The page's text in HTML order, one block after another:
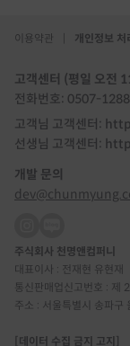
이용약관 개인정보 처
고객센터 (평일 오전
전화번호: 0507-
고객님 고객센터:
선생님 고객센터:
개발 문의
주식회사 천명앤컴퍼니
대표이사 : 전재현 유현재
통신판매업신고번호 : 제
주소 : 서울특별시 송파구
[데이터 수집 금지 고지]